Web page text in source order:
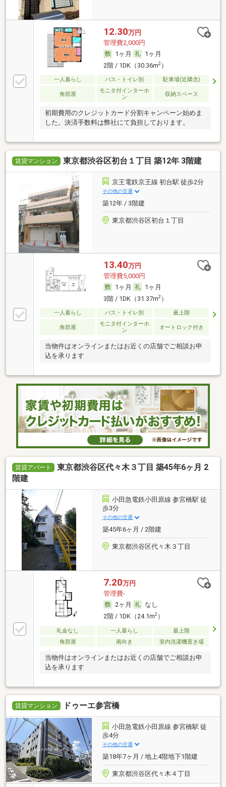
12.30万円
管理費2,000円
1ヶ月
1ヶ月
2階 / 1DK（30.36m2）
一人暮らし バス・トイレ別 駐車場(近隣含)
角部屋
モニタ付インターホ
ン
収納スペース
初期費用のクレジットカード分割キャンペーン始めま
した。決済手数料は弊社にて負担しております。
賃貸マンション 東京都渋谷区初台１丁目 築12年 3階建
京王電鉄京王線 初台駅 徒歩2分
その他の交通
築12年 / 3階建
東京都渋谷区初台１丁目
13.40万円
管理費5,000円
1ヶ月
1ヶ月
3階 / 1DK（31.37m2）
一人暮らし バス・トイレ別 最上階
角部屋
モニタ付インターホ
ン
オートロック付き
当物件はオンラインまたはお近くの店舗でご相談お申
込を承ります
賃貸アパート
東京都渋谷区代々木３丁目 築45年6ヶ月 2
階建
小田急電鉄小田原線 参宮橋駅 徒
歩3分
その他の交通
築45年6ヶ月 / 2階建
東京都渋谷区代々木３丁目
7.20万円
管理費-
2ヶ月
なし
2階 / 1DK（24.1m2）
礼金なし 一人暮らし
最上階
角部屋
南向き 室内洗濯機置き場
当物件はオンラインまたはお近くの店舗でご相談お申
込を承ります
賃貸マンション ドゥーエ参宮橋
小田急電鉄小田原線 参宮橋駅 徒
歩4分
その他の交通
築18年7ヶ月 / 地上4階地下1階建
東京都渋谷区代々木４丁目